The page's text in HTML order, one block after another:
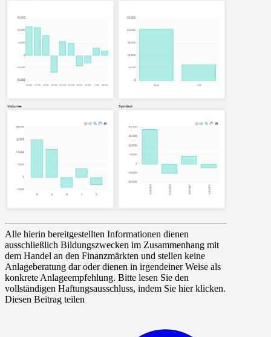
Alle hierin bereitgestellten Informationen dienen
ausschließlich Bildungszwecken im Zusammenhang mit
dem Handel an den Finanzmärkten und stellen keine
Anlageberatung dar oder dienen in irgendeiner Weise als
konkrete Anlageempfehlung. Bitte lesen Sie den
vollständigen Haftungsausschluss, indem Sie hier klicken.
Diesen Beitrag teilen